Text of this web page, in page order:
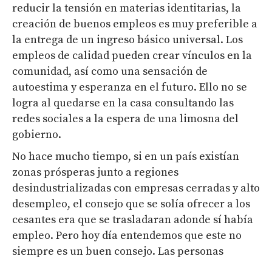
reducir la tensión en materias identitarias, la
creación de buenos empleos es muy preferible a
la entrega de un ingreso básico universal. Los
empleos de calidad pueden crear vínculos en la
comunidad, así como una sensación de
autoestima y esperanza en el futuro. Ello no se
logra al quedarse en la casa consultando las
redes sociales a la espera de una limosna del
gobierno.
No hace mucho tiempo, si en un país existían
zonas prósperas junto a regiones
desindustrializadas con empresas cerradas y alto
desempleo, el consejo que se solía ofrecer a los
cesantes era que se trasladaran adonde sí había
empleo. Pero hoy día entendemos que este no
siempre es un buen consejo. Las personas